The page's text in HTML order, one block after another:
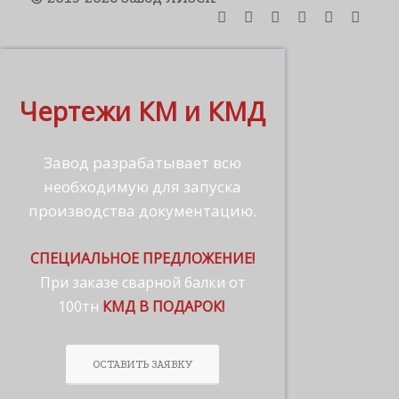
Чертежи КМ и КМД
Завод разрабатывает всю
необходимую для запуска
производства документацию.
СПЕЦИАЛЬНОЕ ПРЕДЛОЖЕНИЕ!
При заказе сварной балки от
100тн КМД В ПОДАРОК!
ОСТАВИТЬ ЗАЯВКУ